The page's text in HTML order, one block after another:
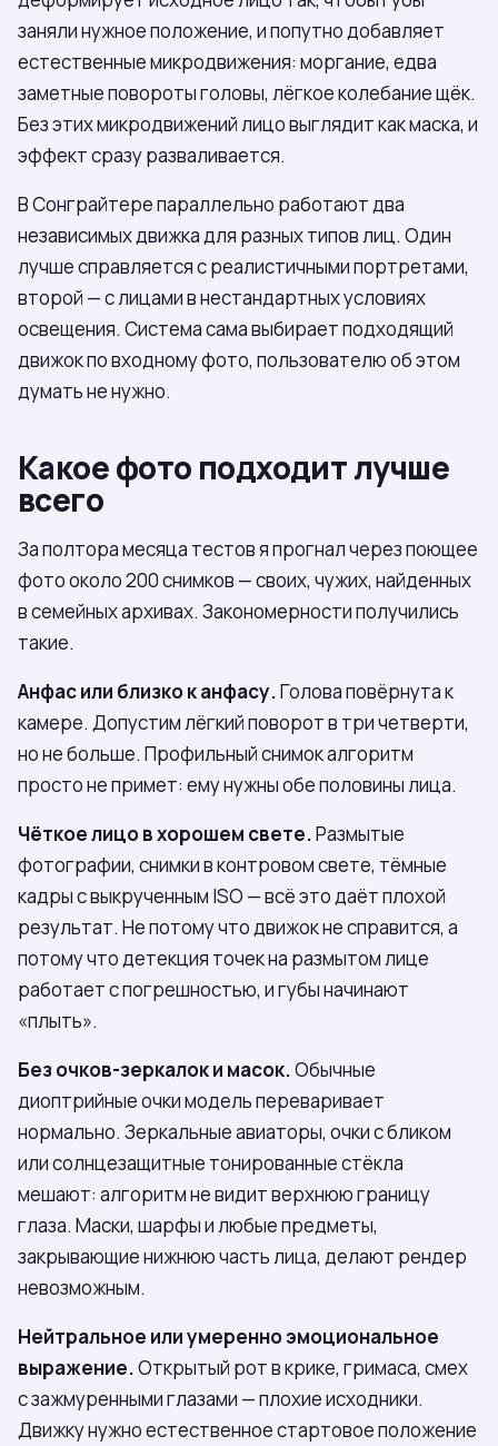
заняли нужное положение, и попутно добавляет
естественные микродвижения: моргание, едва
заметные повороты головы, лёгкое колебание щёк.
Без этих микродвижений лицо выглядит как маска, и
эффект сразу разваливается.
В Сонграйтере параллельно работают два
независимых движка для разных типов лиц. Один
лучше справляется с реалистичными портретами,
второй — с лицами в нестандартных условиях
освещения. Система сама выбирает подходящий
движок по входному фото, пользователю об этом
думать не нужно.
Какое фото подходит лучше
всего
За полтора месяца тестов я прогнал через поющее
фото около 200 снимков — своих, чужих, найденных
в семейных архивах. Закономерности получились
такие.
Анфас или близко к анфасу.Голова повёрнута к
камере. Допустим лёгкий поворот в три четверти,
но не больше. Профильный снимок алгоритм
просто не примет: ему нужны обе половины лица.
Чёткое лицо в хорошем свете.Размытые
фотографии, снимки в контровом свете, тёмные
кадры с выкрученным ISO — всё это даёт плохой
результат. Не потому что движок не справится, а
потому что детекция точек на размытом лице
работает с погрешностью, и губы начинают
«плыть».
Без очков-зеркалок и масок.Обычные
диоптрийные очки модель переваривает
нормально. Зеркальные авиаторы, очки с бликом
или солнцезащитные тонированные стёкла
мешают: алгоритм не видит верхнюю границу
глаза. Маски, шарфы и любые предметы,
закрывающие нижнюю часть лица, делают рендер
невозможным.
Нейтральное или умеренно эмоциональное
выражение.Открытый рот в крике, гримаса, смех
с зажмуренными глазами — плохие исходники.
Движку нужно естественное стартовое положение